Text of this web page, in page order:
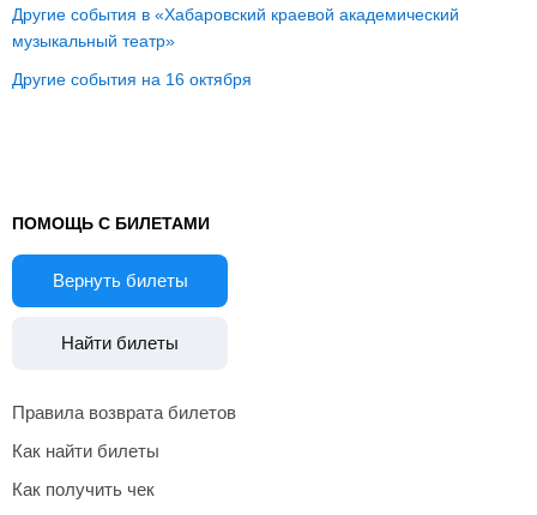
Другие события в «Хабаровский краевой академический
музыкальный театр»
Другие события на 16 октября
ПОМОЩЬ С БИЛЕТАМИ
Вернуть билеты
Найти билеты
Правила возврата билетов
Как найти билеты
Как получить чек